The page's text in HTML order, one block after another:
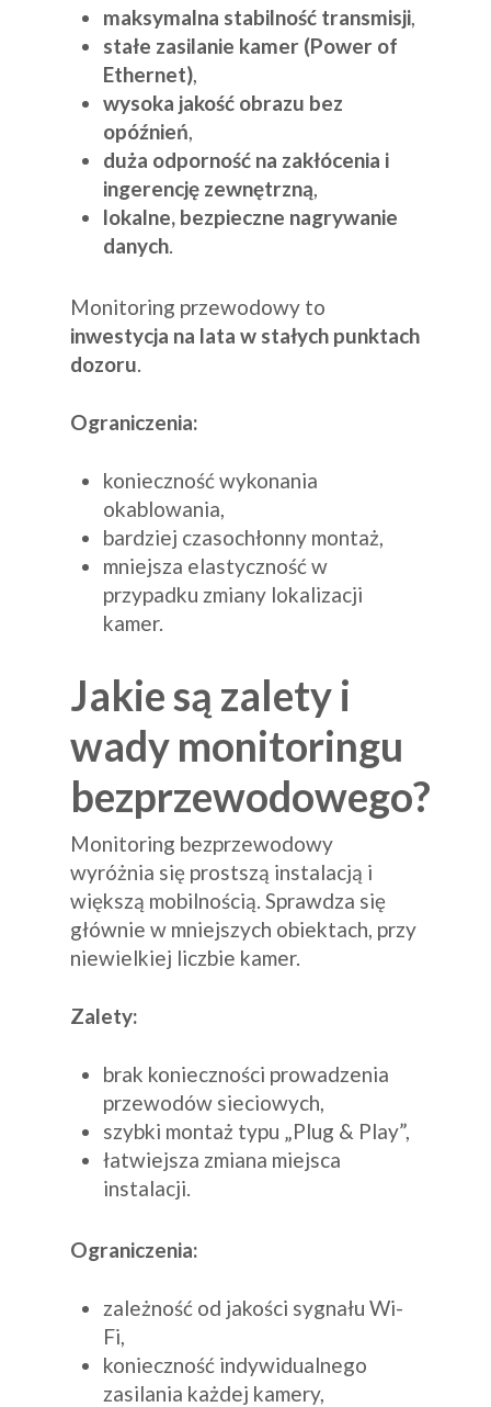
maksymalna stabilność transmisji
stałe zasilanie kamer (Power of
Ethernet)
wysoka jakość obrazu bez
opóźnień
duża odporność na zakłócenia i
ingerencję zewnętrzną
lokalne, bezpieczne nagrywanie
danych
Monitoring przewodowy to
inwestycja na lata w stałych punktach
dozoru
Ograniczenia:
konieczność wykonania
okablowania,
bardziej czasochłonny montaż,
mniejsza elastyczność w
przypadku zmiany lokalizacji
kamer.
Jakie są zalety i
wady monitoringu
bezprzewodowego?
Monitoring bezprzewodowy
wyróżnia się prostszą instalacją i
większą mobilnością. Sprawdza się
głównie w mniejszych obiektach, przy
niewielkiej liczbie kamer.
Zalety:
brak konieczności prowadzenia
przewodów sieciowych,
szybki montaż typu „Plug & Play”,
łatwiejsza zmiana miejsca
instalacji.
Ograniczenia:
zależność od jakości sygnału Wi-
Fi,
konieczność indywidualnego
zasilania każdej kamery,